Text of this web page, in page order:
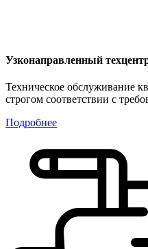
Узконаправленный
Техническое обслуживание
строгом соответствии с
Подробнее